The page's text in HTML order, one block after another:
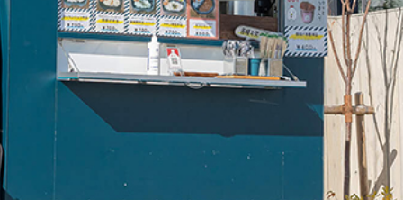
コンセプト